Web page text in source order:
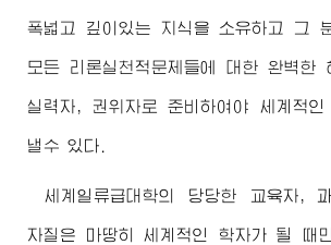
폭넓고 깊이있는 지식을 소유하고 그
모든 리론실천적문제들에 대한 완벽한
실력자, 권위자로 준비하여야 세계적
낼수 있다.
세계일류급대학의 당당한 교육자,
자질은 마땅히 세계적인 학자가 될 때